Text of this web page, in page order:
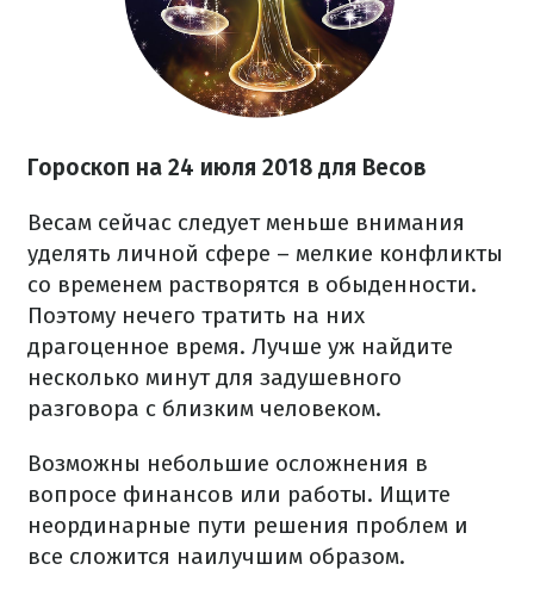
Гороскоп на 24 июля 2018 для Весов
Весам сейчас следует меньше внимания
уделять личной сфере – мелкие конфликты
со временем растворятся в обыденности.
Поэтому нечего тратить на них
драгоценное время. Лучше уж найдите
несколько минут для задушевного
разговора с близким человеком.
Возможны небольшие осложнения в
вопросе финансов или работы. Ищите
неординарные пути решения проблем и
все сложится наилучшим образом.